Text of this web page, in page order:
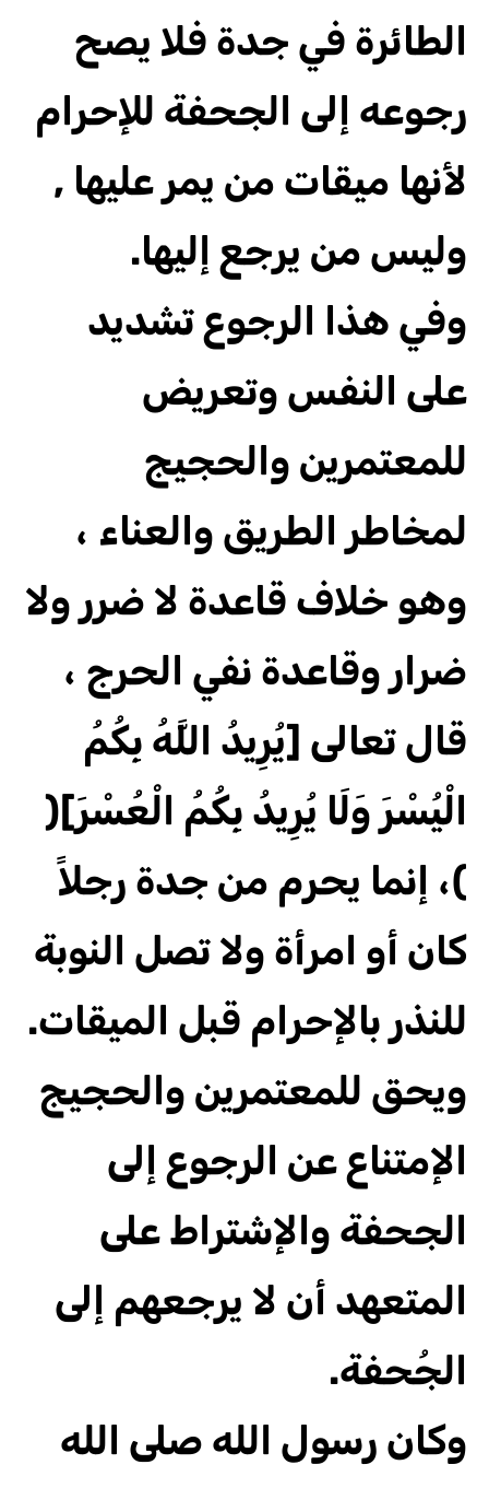
الطائرة في جدة فلا يصح
رجوعه إلى الجحفة للإحرام
لأنها ميقات من يمر عليها ,
وليس من يرجع إليها.
وفي هذا الرجوع تشديد
على النفس وتعريض
للمعتمرين والحجيج
لمخاطر الطريق والعناء ،
وهو خلاف قاعدة لا ضرر ولا
ضرار وقاعدة نفي الحرج ،
قال تعالى [يُرِيدُ اللَّهُ بِكُمُ
الْيُسْرَ وَلَا يُرِيدُ بِكُمُ الْعُسْرَ](
)، إنما يحرم من جدة رجلاً
كان أو امرأة ولا تصل النوبة
للنذر بالإحرام قبل الميقات.
ويحق للمعتمرين والحجيج
الإمتناع عن الرجوع إلى
الجحفة والإشتراط على
المتعهد أن لا يرجعهم إلى
الجُحفة.
وكان رسول الله صلى الله